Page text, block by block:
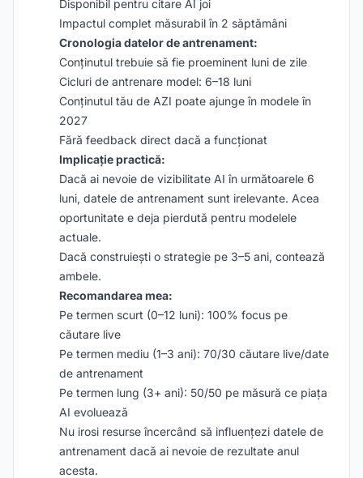
Disponibil pentru citare AI joi
Impactul complet măsurabil în 2 săptămâni
Cronologia datelor de antrenament:
Conținutul trebuie să fie proeminent luni de zile
Cicluri de antrenare model: 6–18 luni
Conținutul tău de AZI poate ajunge în modele în
2027
Fără feedback direct dacă a funcționat
Implicație practică:
Dacă ai nevoie de vizibilitate AI în următoarele 6
luni, datele de antrenament sunt irelevante. Acea
oportunitate e deja pierdută pentru modelele
actuale.
Dacă construiești o strategie pe 3–5 ani, contează
ambele.
Recomandarea mea:
Pe termen scurt (0–12 luni): 100% focus pe
căutare live
Pe termen mediu (1–3 ani): 70/30 căutare live/date
de antrenament
Pe termen lung (3+ ani): 50/50 pe măsură ce piața
AI evoluează
Nu irosi resurse încercând să influențezi datele de
antrenament dacă ai nevoie de rezultate anul
acesta.